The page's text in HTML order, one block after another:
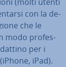
con la de­
che le
modo pro­fes­
per i
iPad).